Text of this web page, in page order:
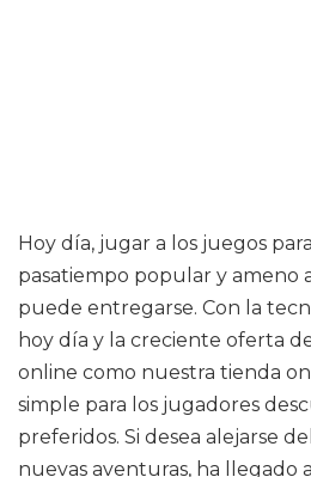
Hoy día, jugar a los juegos
pasatiempo popular y ameno
puede entregarse. Con la
hoy día y la creciente oferta
online como nuestra tienda
simple para los jugadores
preferidos. Si desea alejarse
nuevas aventuras, ha llegado